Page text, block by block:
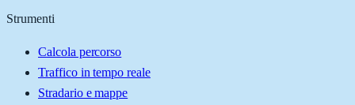
Strumenti
Calcola percorso
Traffico in tempo reale
Stradario e mappe